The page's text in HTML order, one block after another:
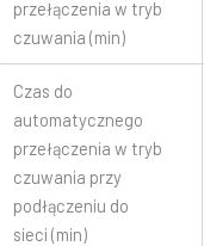
przełączenia w tryb
czuwania (min)
Czas do
automatycznego
przełączenia w tryb
czuwania przy
podłączeniu do
sieci (min)